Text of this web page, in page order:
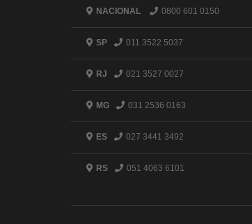
NACIONAL 0800 601 0150
SP 011 3522 5037
RJ 021 3527 0027
MG 031 2536 0163
ES 027 3441 3492
RS 051 4063 6101